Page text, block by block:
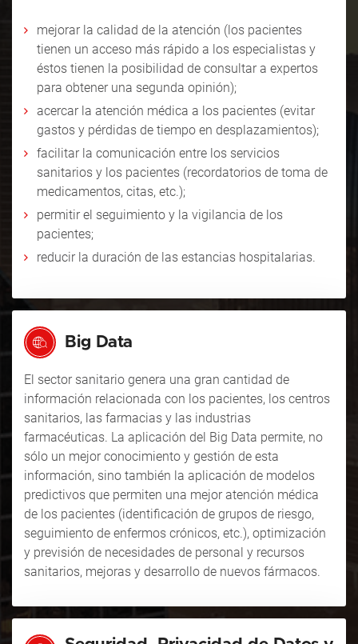
mejorar la calidad de la atención (los pacientes
tienen un acceso más rápido a los especialistas y
éstos tienen la posibilidad de consultar a expertos
para obtener una segunda opinión);
acercar la atención médica a los pacientes (evitar
gastos y pérdidas de tiempo en desplazamientos);
facilitar la comunicación entre los servicios
sanitarios y los pacientes (recordatorios de toma de
medicamentos, citas, etc.);
permitir el seguimiento y la vigilancia de los
pacientes;
reducir la duración de las estancias hospitalarias.
Big Data
El sector sanitario genera una gran cantidad de
información relacionada con los pacientes, los centros
sanitarios, las farmacias y las industrias
farmacéuticas. La aplicación del Big Data permite, no
sólo un mejor conocimiento y gestión de esta
información, sino también la aplicación de modelos
predictivos que permiten una mejor atención médica
de los pacientes (identificación de grupos de riesgo,
seguimiento de enfermos crónicos, etc.), optimización
y previsión de necesidades de personal y recursos
sanitarios, mejoras y desarrollo de nuevos fármacos.